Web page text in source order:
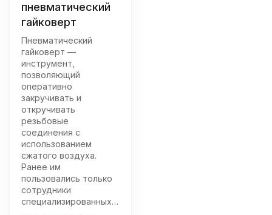
пневматический
гайковерт
Пневматический
гайковерт —
инструмент,
позволяющий
оперативно
закручивать и
откручивать
резьбовые
соединения с
использованием
сжатого воздуха.
Ранее им
пользовались только
сотрудники
специализированных